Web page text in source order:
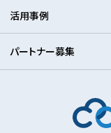
活用事例
パートナー募集